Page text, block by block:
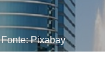
Fonte: Pixabay